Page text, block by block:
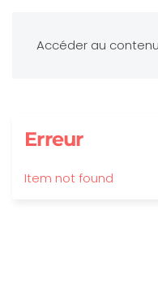
Accéder au
Erreur
Item not found